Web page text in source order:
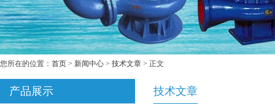
您所在的位置： 首页 > 新闻中心 > 技术文章 > 正文
产品展示 技术文章